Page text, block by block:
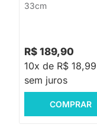
33cm
R$ 189,90
10x de R$ 18,99
sem juros
COMPRAR